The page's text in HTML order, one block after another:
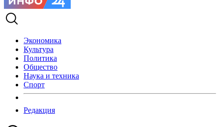
Экономика
Культура
Политика
Общество
Наука и техника
Спорт
Редакция